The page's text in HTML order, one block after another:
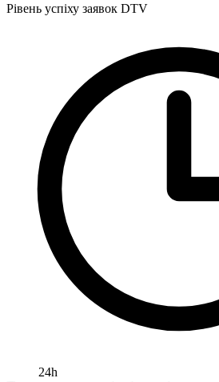
Рівень успіху заявок DTV
24h